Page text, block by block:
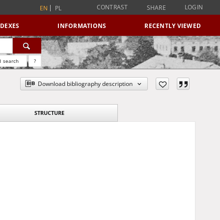
EN PL CONTRAST SHARE LOGIN
INFORMATIONS RECENTLY VIEWED
search ?
Download bibliography description
STRUCTURE